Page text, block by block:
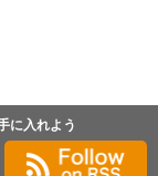
に入れよう